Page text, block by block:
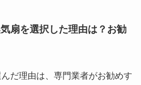
扇を選択した理由は？お勧
だ理由は、専門業者がお勧めす